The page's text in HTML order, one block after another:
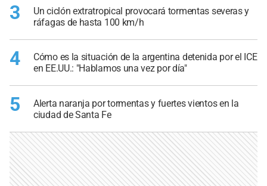
3
Un ciclón extratropical provocará tormentas severas y
ráfagas de hasta 100 km/h
4
Cómo es la situación de la argentina detenida por el ICE
en EE.UU.: "Hablamos una vez por día"
5
Alerta naranja por tormentas y fuertes vientos en la
ciudad de Santa Fe